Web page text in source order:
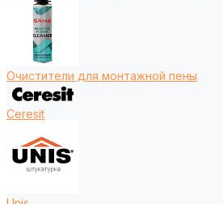
Очистители для монтажной пены
Ceresit